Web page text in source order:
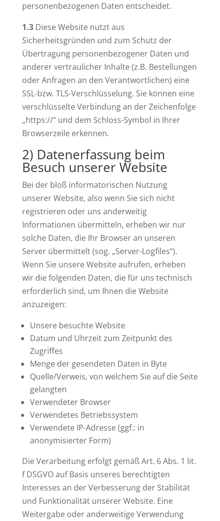
personenbezogenen Daten entscheidet.
1.3Diese Website nutzt aus
Sicherheitsgründen und zum Schutz der
Übertragung personenbezogener Daten und
anderer vertraulicher Inhalte (z.B. Bestellungen
oder Anfragen an den Verantwortlichen) eine
SSL-bzw. TLS-Verschlüsselung. Sie können eine
verschlüsselte Verbindung an der Zeichenfolge
„https://“ und dem Schloss-Symbol in Ihrer
Browserzeile erkennen.
2) Datenerfassung beim
Besuch unserer Website
Bei der bloß informatorischen Nutzung
unserer Website, also wenn Sie sich nicht
registrieren oder uns anderweitig
Informationen übermitteln, erheben wir nur
solche Daten, die Ihr Browser an unseren
Server übermittelt (sog. „Server-Logfiles“).
Wenn Sie unsere Website aufrufen, erheben
wir die folgenden Daten, die für uns technisch
erforderlich sind, um Ihnen die Website
anzuzeigen:
Unsere besuchte Website
Datum und Uhrzeit zum Zeitpunkt des
Zugriffes
Menge der gesendeten Daten in Byte
Quelle/Verweis, von welchem Sie auf die Seite
gelangten
Verwendeter Browser
Verwendetes Betriebssystem
Verwendete IP-Adresse (ggf.: in
anonymisierter Form)
Die Verarbeitung erfolgt gemäß Art. 6 Abs. 1 lit.
f DSGVO auf Basis unseres berechtigten
Interesses an der Verbesserung der Stabilität
und Funktionalität unserer Website. Eine
Weitergabe oder anderweitige Verwendung